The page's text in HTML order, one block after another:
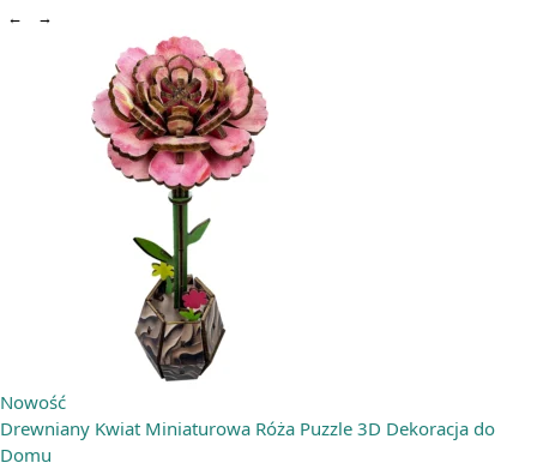
← →
Nowość
Drewniany Kwiat Miniaturowa Róża Puzzle 3D Dekoracja do
Domu